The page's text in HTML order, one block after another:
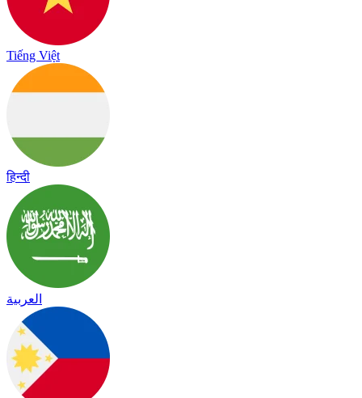
Tiếng Việt
हिन्दी
العربية